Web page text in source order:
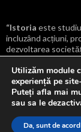
“Istoria este
incluzând acțiuni,
dezvoltarea
și cauzele și
transformărilor
modelat lumea. “
Utilizăm module
experiență pe
Puteți afla mai
sau sa le
Da, sunt de acord